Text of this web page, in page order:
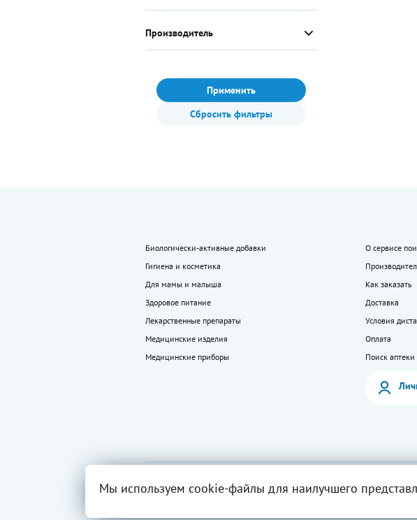
Производитель
Применить
Сбросить фильтры
Биологически-активные добавки
Гигиена и косметика
Для мамы и малыша
Здоровое питание
Лекарственные препараты
Медицинские изделия
Медицинские приборы
О сервисе
Как заказать
Доставка
Условия
Оплата
Поиск аптеки
«LEKkupi»
Все права
защищены.
Вся информация на сайте —
разрешения запрещена.
Мы используем cookie-файлы для наилучшего